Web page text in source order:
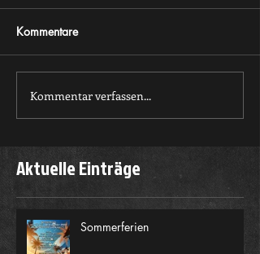
Sommerferien
Kommentare
Kommentar verfassen...
Aktuelle Einträge
Sommerferien